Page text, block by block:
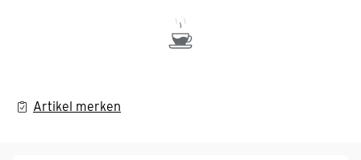
Artikel merken